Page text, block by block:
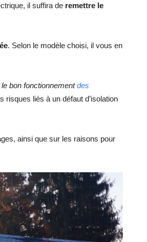
il suffira de remettre le
. Selon le modèle choisi, il vous en
bon fonctionnementdes
liés à un défaut d’isolation
ainsi que sur les raisons pour